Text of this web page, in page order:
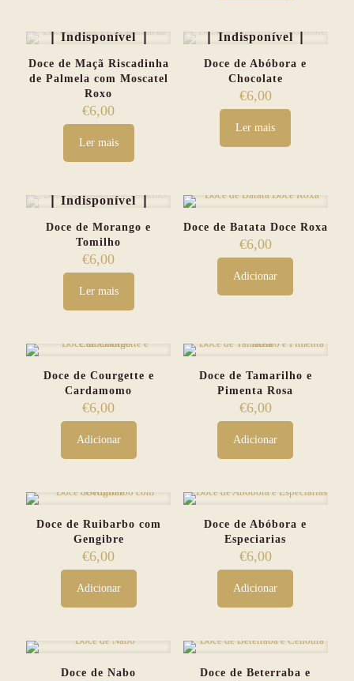
variants.
options
may
chosen
on
Indisponível
Doce de Maçã Riscadinha
de Palmela com Moscatel
Roxo
€6,00
Ler mais
Indisponível
Doce de Abóbora e
Chocolate
€6,00
Ler mais
Indisponível
Doce de Morango e
Tomilho
€6,00
Ler mais
Doce de Batata Doce Roxa
€6,00
Adicionar
Doce de Courgette e
Cardamomo
€6,00
Adicionar
Doce de Tamarilho e
Pimenta Rosa
€6,00
Adicionar
Doce de Ruibarbo com
Gengibre
€6,00
Adicionar
Doce de Abóbora e
Especiarias
€6,00
Adicionar
Doce de Nabo
Doce de Beterraba e